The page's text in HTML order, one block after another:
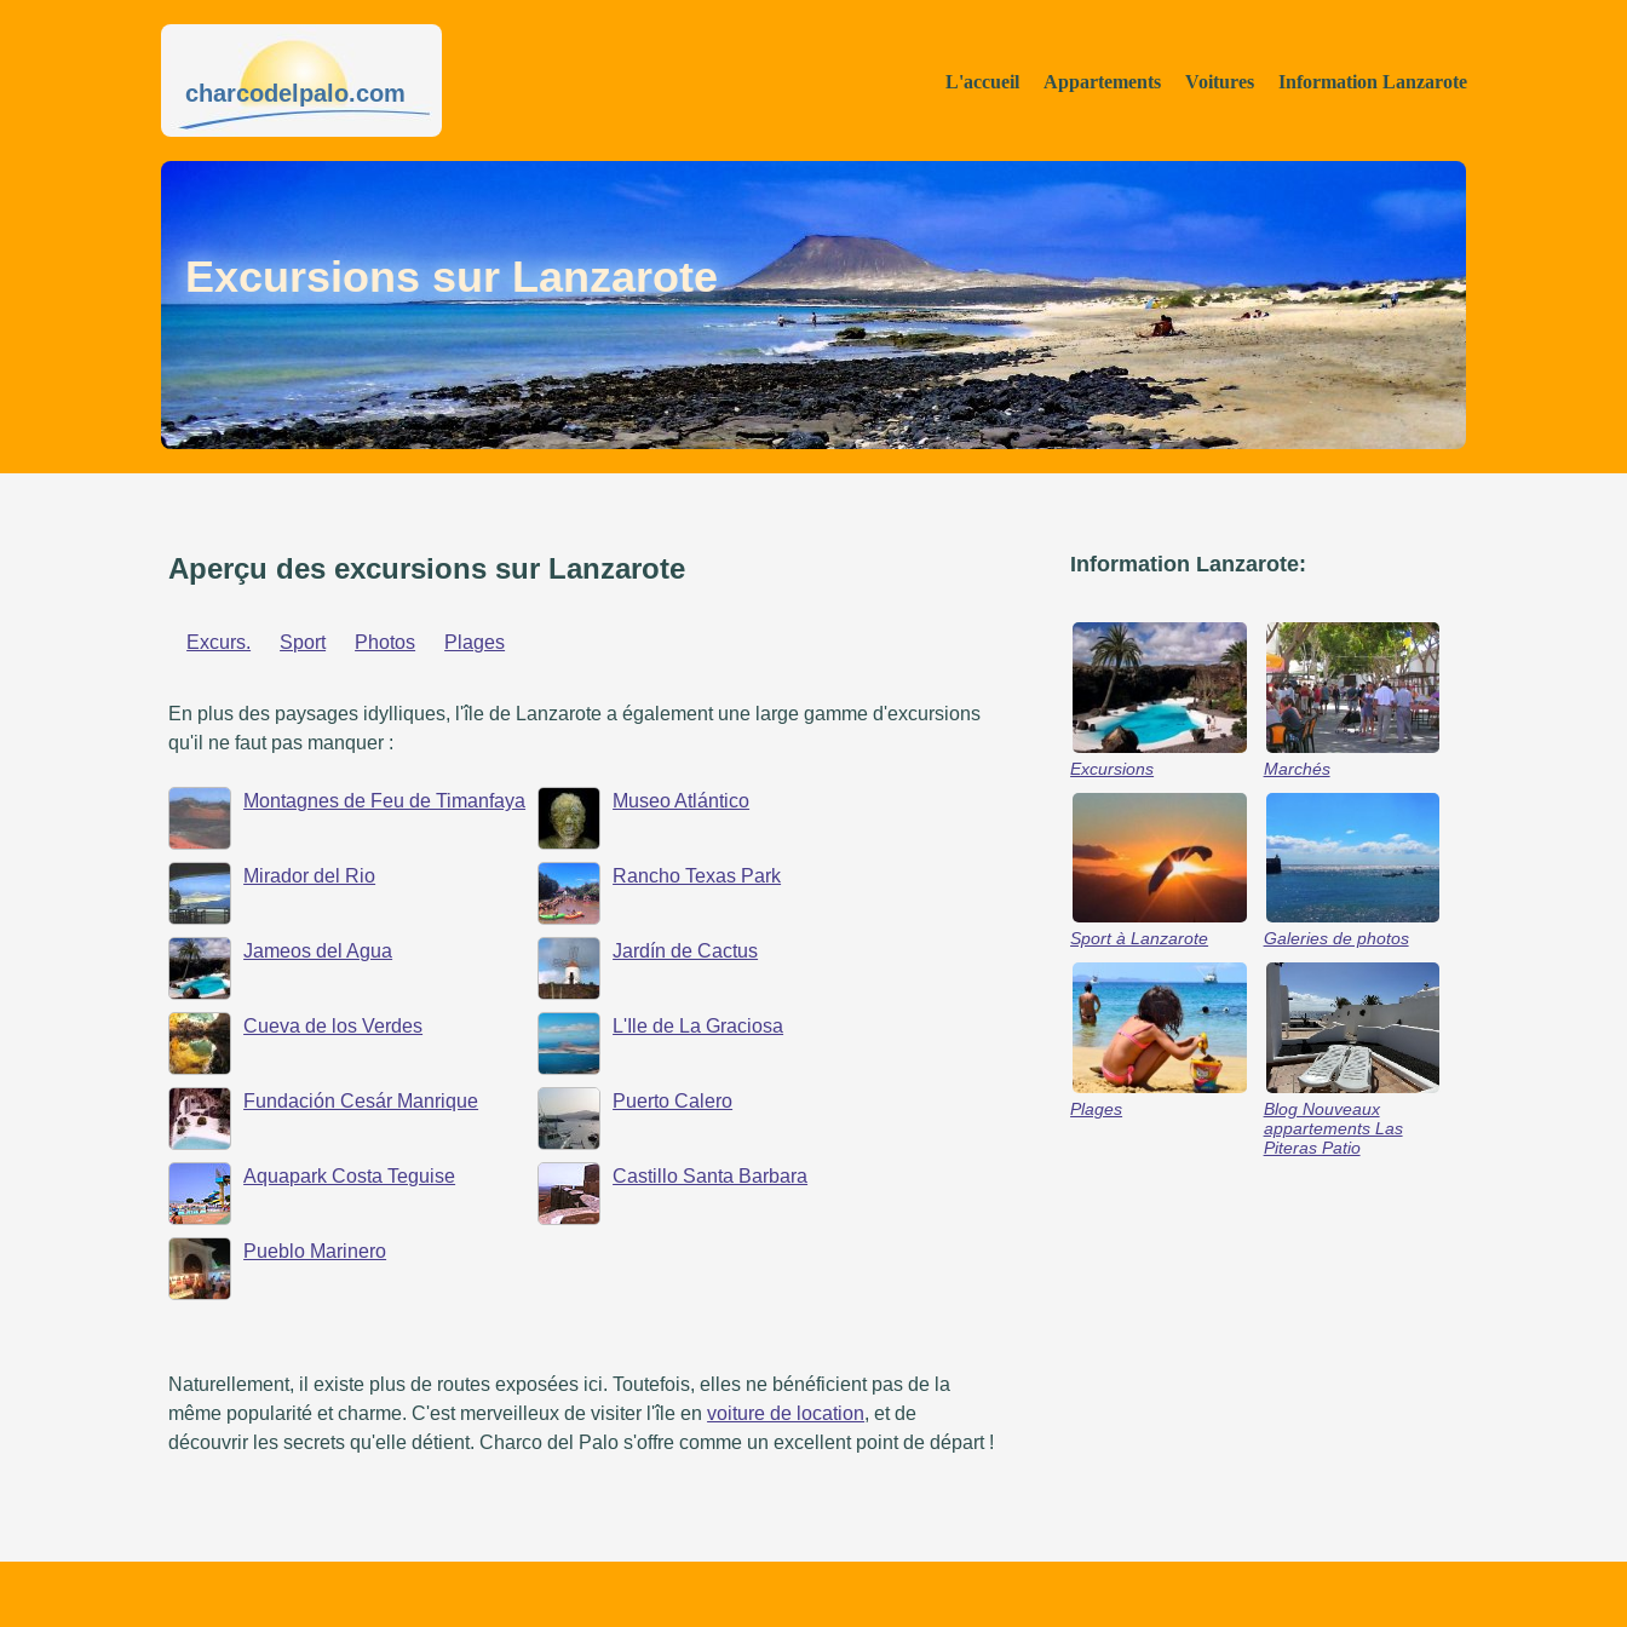
L'accueil Appartements Voitures Information Lanzarote
charcodelpalo.com
Excursions sur Lanzarote
Aperçu des excursions sur Lanzarote
Excurs. Sport Photos Plages
En plus des paysages idylliques, l'île de Lanzarote a également une large gamme d'excursions
qu'il ne faut pas manquer :
Montagnes de Feu de Timanfaya
Mirador del Rio
Jameos del Agua
Cueva de los Verdes
Fundación Cesár Manrique
Aquapark Costa Teguise
Pueblo Marinero
Museo Atlántico
Rancho Texas Park
Jardín de Cactus
L'Ile de La Graciosa
Puerto Calero
Castillo Santa Barbara
Naturellement, il existe plus de routes exposées ici. Toutefois, elles ne bénéficient pas de la
même popularité et charme. C'est merveilleux de visiter l'île envoiture de location, et de
découvrir les secrets qu'elle détient. Charco del Palo s'offre comme un excellent point de départ !
Information Lanzarote:
Excursions Marchés
Sport à Lanzarote Galeries de photos
Plages
Blog Nouveaux
appartements Las
Piteras Patio